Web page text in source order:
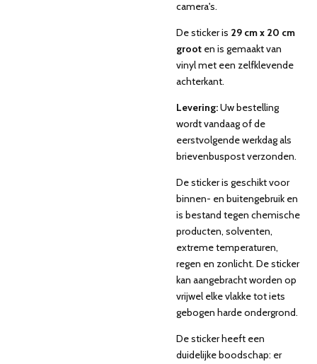
camera's.
De sticker is 29 cm x 20 cm
groot en is gemaakt van
vinyl met een zelfklevende
achterkant.
Levering:Uw bestelling
wordt vandaag of de
eerstvolgende werkdag als
brievenbuspost verzonden.
De sticker is geschikt voor
binnen- en buitengebruik en
is bestand tegen chemische
producten, solventen,
extreme temperaturen,
regen en zonlicht. De sticker
kan aangebracht worden op
vrijwel elke vlakke tot iets
gebogen harde ondergrond.
De sticker heeft een
duidelijke boodschap: er